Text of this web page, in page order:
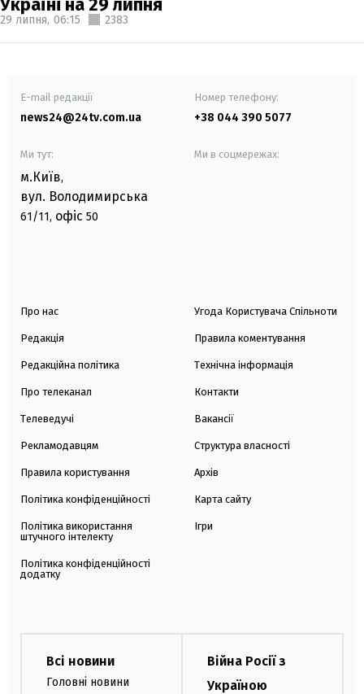
29 липня, 06:15 2383
E-mail редакції
news24@24tv.com.ua
Номер телефону:
+38 044 390 5077
Ми тут:
м.Київ,
вул. Володимирська
61/11, офіс 50
Ми в соцмережах:
Про нас
Редакція
Редакційна політика
Про телеканал
Телеведучі
Рекламодавцям
Правила користування
Політика конфіденційності
Політика використання
штучного інтелекту
Політика конфіденційності
додатку
Угода Користувача Спільноти
Правила коментування
Технічна інформація
Контакти
Вакансії
Структура власності
Архів
Карта сайту
Ігри
Всі новини
Головні новини
Війна Росії з
Україною